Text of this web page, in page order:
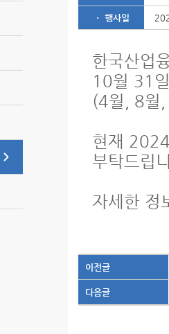
ㆍ 행사일
한국산업
10월 31
(4월, 8월,
현재
부탁드립
자세한 정
이전글
다음글